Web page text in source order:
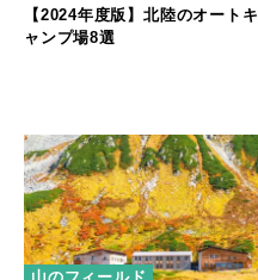
【2024年度版】北陸のオートキ
ャンプ場8選